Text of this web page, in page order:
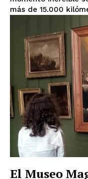
El
más de 15.000
El Museo